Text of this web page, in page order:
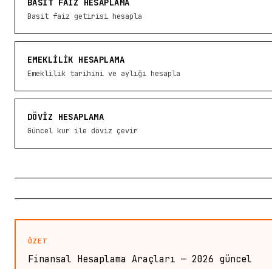
BASIT FAIZ HESAPLAMA
Basit faiz getirisi hesapla
EMEKLILIK HESAPLAMA
Emeklilik tarihini ve aylığı hesapla
DÖVIZ HESAPLAMA
Güncel kur ile döviz çevir
ÖZET
Finansal Hesaplama Araçları — 2026 güncel